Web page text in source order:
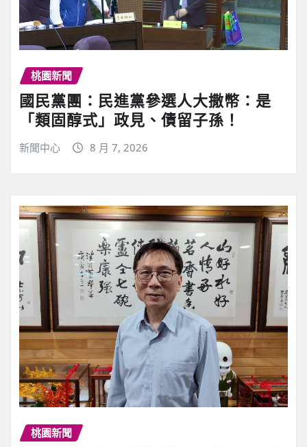
桃園新聞
國民黨團：民進黨參選人大撒幣：是
「類固醇式」政見、債留子孫！
新聞中心 8 月 7, 2026
桃園新聞